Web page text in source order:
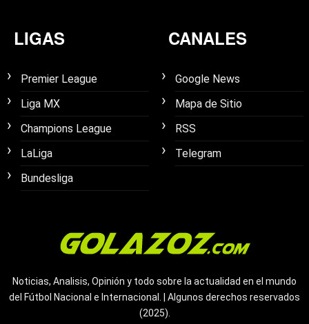
LIGAS
Premier League
Liga MX
Champions League
LaLiga
Bundesliga
CANALES
Google News
Mapa de Sitio
RSS
Telegram
Noticias, Analisis, Opinión y todo sobre la actualidad en el mundo
del Fútbol Nacional e Internacional. | Algunos derechos reservados
(2025).